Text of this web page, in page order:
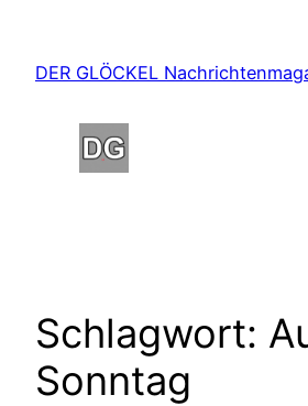
springen
DER GLÖCKEL
Schlagwort:
Sonntag